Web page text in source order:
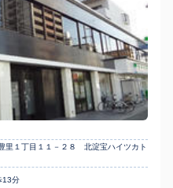
里１丁目１１－２８ 北淀宝ハイツカト
13分